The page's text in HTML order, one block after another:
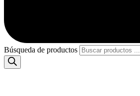
Búsqueda de productos